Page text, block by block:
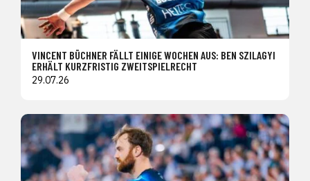
VINCENT BÜCHNER FÄLLT EINIGE WOCHEN AUS: BEN SZILAGYI
ERHÄLT KURZFRISTIG ZWEITSPIELRECHT
29.07.26